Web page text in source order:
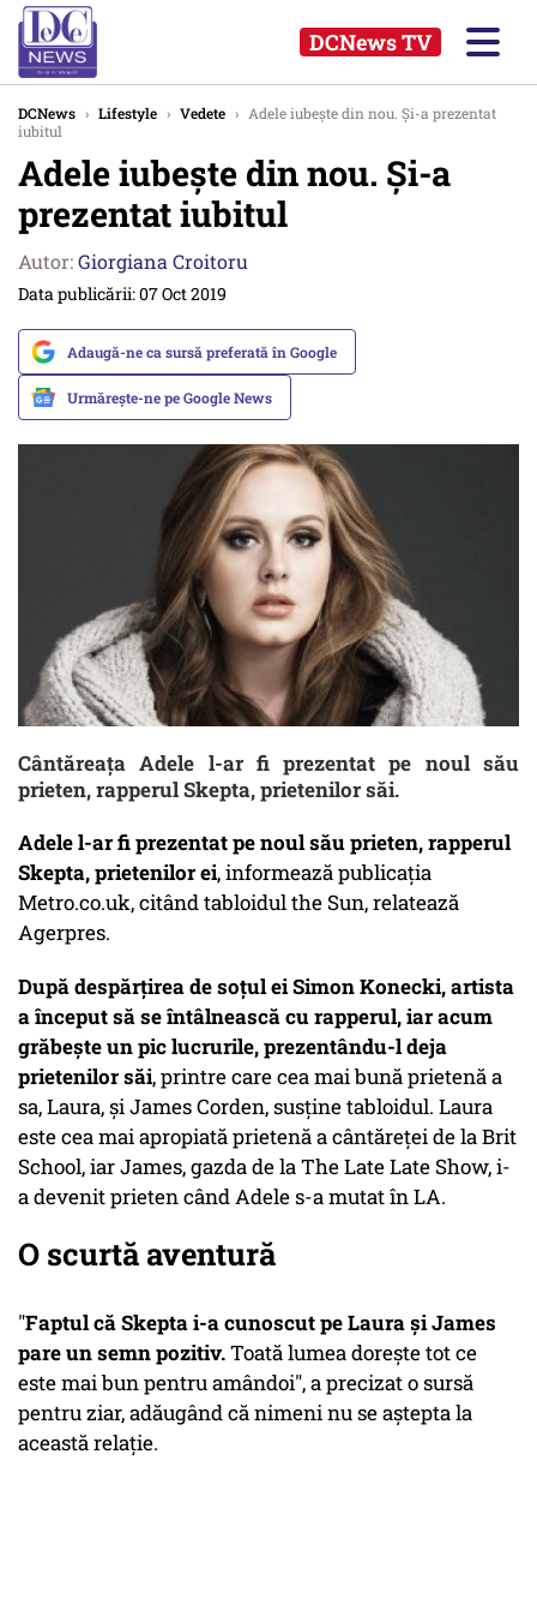
DCNews TV
DCNews › Lifestyle › Vedete › Adele iubește din nou. Și-a prezentat
iubitul
Adele iubește din nou. Și-a
prezentat iubitul
Autor:Giorgiana Croitoru
Data publicării: 07 Oct 2019
Adaugă-ne ca sursă preferată în Google
Urmărește-ne pe Google News
Cântăreața Adele l-ar fi prezentat pe noul său
prieten, rapperul Skepta, prietenilor săi.
Adele l-ar fi prezentat pe noul său prieten, rapperul
Skepta, prietenilor ei, informează publicaţia
Metro.co.uk, citând tabloidul the Sun, relatează
Agerpres.
După despărţirea de soţul ei Simon Konecki, artista
a început să se întâlnească cu rapperul, iar acum
grăbeşte un pic lucrurile, prezentându-l deja
prietenilor săi, printre care cea mai bună prietenă a
sa, Laura, şi James Corden, susţine tabloidul. Laura
este cea mai apropiată prietenă a cântăreţei de la Brit
School, iar James, gazda de la The Late Late Show, i-
a devenit prieten când Adele s-a mutat în LA.
O scurtă aventură
"Faptul că Skepta i-a cunoscut pe Laura şi James
pare un semn pozitiv.Toată lumea doreşte tot ce
este mai bun pentru amândoi", a precizat o sursă
pentru ziar, adăugând că nimeni nu se aştepta la
această relaţie.